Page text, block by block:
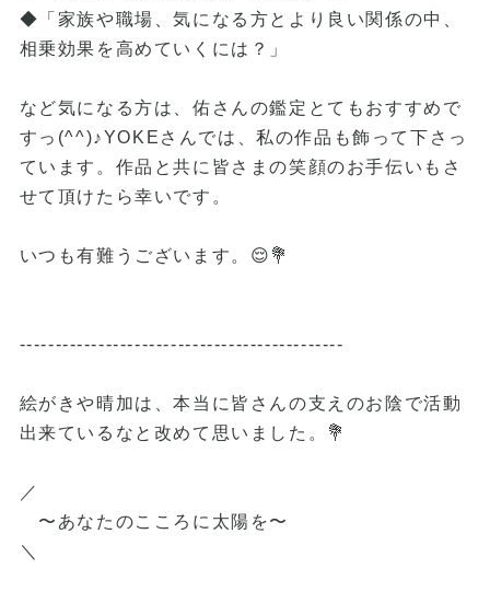
◆「家族や職場、気になる方とより良い関係の中、
相乗効果を高めていくには？」
など気になる方は、佑さんの鑑定とてもおすすめで
すっ(^^)♪YOKEさんでは、私の作品も飾って下さっ
ています。作品と共に皆さまの笑顔のお手伝いもさ
せて頂けたら幸いです。
いつも有難うございます。😌💐
---------------------------------------------
絵がきや晴加は、本当に皆さんの支えのお陰で活動
出来ているなと改めて思いました。💐
／
〜あなたのこころに太陽を〜
＼